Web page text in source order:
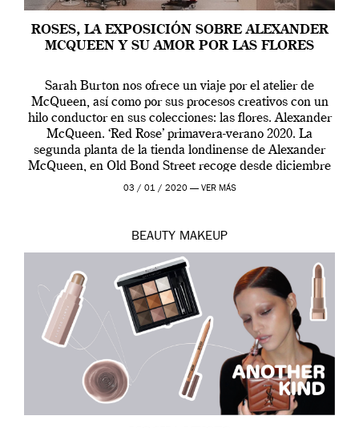
ROSES, LA EXPOSICIÓN SOBRE ALEXANDER
MCQUEEN Y SU AMOR POR LAS FLORES
Sarah Burton nos ofrece un viaje por el atelier de
McQueen, así como por sus procesos creativos con un
hilo conductor en sus colecciones: las flores. Alexander
McQueen. ‘Red Rose’ primavera-verano 2020. La
segunda planta de la tienda londinense de Alexander
McQueen, en Old Bond Street recoge desde diciembre
de 2019 hasta final de abril […]
03 / 01 / 2020 — VER MÁS
BEAUTY MAKEUP